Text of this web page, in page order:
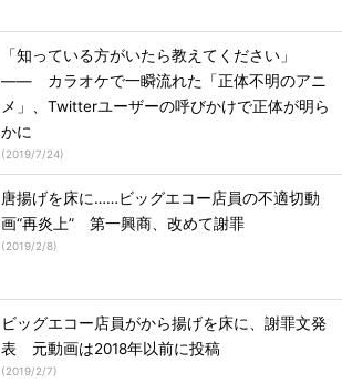
「知っている方がいたら教えてください」
―― カラオケで一瞬流れた「正体不明のアニ
メ」、Twitterユーザーの呼びかけで正体が明ら
かに
(2019/7/24)
唐揚げを床に……ビッグエコー店員の不適切動
画“再炎上” 第一興商、改めて謝罪
(2019/2/8)
ビッグエコー店員がから揚げを床に、謝罪文発
表 元動画は2018年以前に投稿
(2019/2/7)